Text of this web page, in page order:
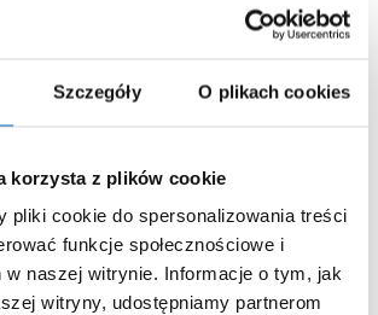
Szczegóły O plikach cookies
korzysta z plików cookie
pliki cookie do spersonalizowania treści
funkcje społecznościowe i
w naszej witrynie. Informacje o tym, jak
witryny, udostępniamy partnerom
ważne są wielonienasycone
tłuszczowe z rodziny n-3 i
zwrócić uwagę na spożycie
n-3, w tym DHA (kwas